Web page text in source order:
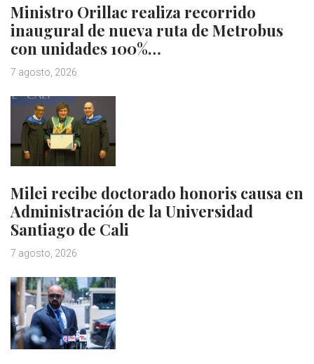
Ministro Orillac realiza recorrido
inaugural de nueva ruta de Metrobus
con unidades 100%…
7 agosto, 2026
Milei recibe doctorado honoris causa en
Administración de la Universidad
Santiago de Cali
7 agosto, 2026